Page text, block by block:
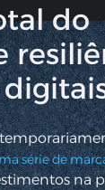
do
série de
na